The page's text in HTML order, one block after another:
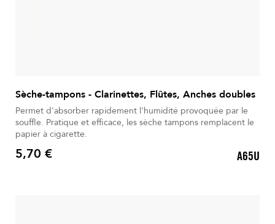
Sèche-tampons - Clarinettes, Flûtes, Anches doubles
Permet d'absorber rapidement l'humidité provoquée par le
souffle. Pratique et efficace, les sèche tampons remplacent le
papier à cigarette.
Prix
5,70 € A65U